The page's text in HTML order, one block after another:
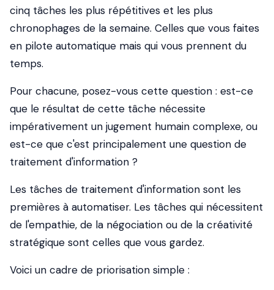
cinq tâches les plus répétitives et les plus
chronophages de la semaine. Celles que vous faites
en pilote automatique mais qui vous prennent du
temps.
Pour chacune, posez-vous cette question : est-ce
que le résultat de cette tâche nécessite
impérativement un jugement humain complexe, ou
est-ce que c'est principalement une question de
traitement d'information ?
Les tâches de traitement d'information sont les
premières à automatiser. Les tâches qui nécessitent
de l'empathie, de la négociation ou de la créativité
stratégique sont celles que vous gardez.
Voici un cadre de priorisation simple :